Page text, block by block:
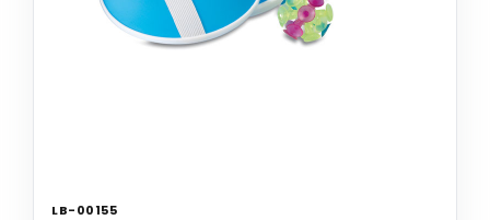
LB-00155